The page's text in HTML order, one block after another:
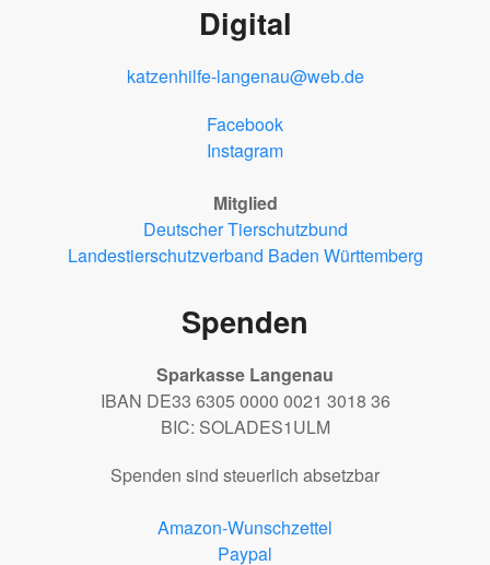
Digital
katzenhilfe-langenau@web.de
Facebook
Instagram
Mitglied
Deutscher Tierschutzbund
Landestierschutzverband Baden Württemberg
Spenden
Sparkasse Langenau
IBAN DE33 6305 0000 0021 3018 36
BIC: SOLADES1ULM
Spenden sind steuerlich absetzbar
Amazon-Wunschzettel
Paypal